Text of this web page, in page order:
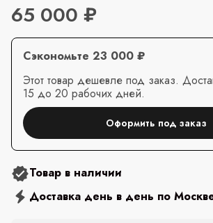
65 000 ₽
Сэкономьте 23 000 ₽
Этот товар дешевле под заказ.
15 до 20 рабочих дней.
Оформить под заказ
Товар в наличии
Доставка день в день по